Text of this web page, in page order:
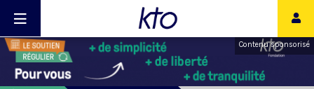
Contenu sponsorisé